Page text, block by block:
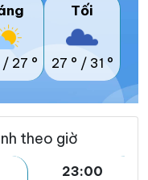
/ 27 °
Tối
27 ° / 31 °
theo giờ
23:00